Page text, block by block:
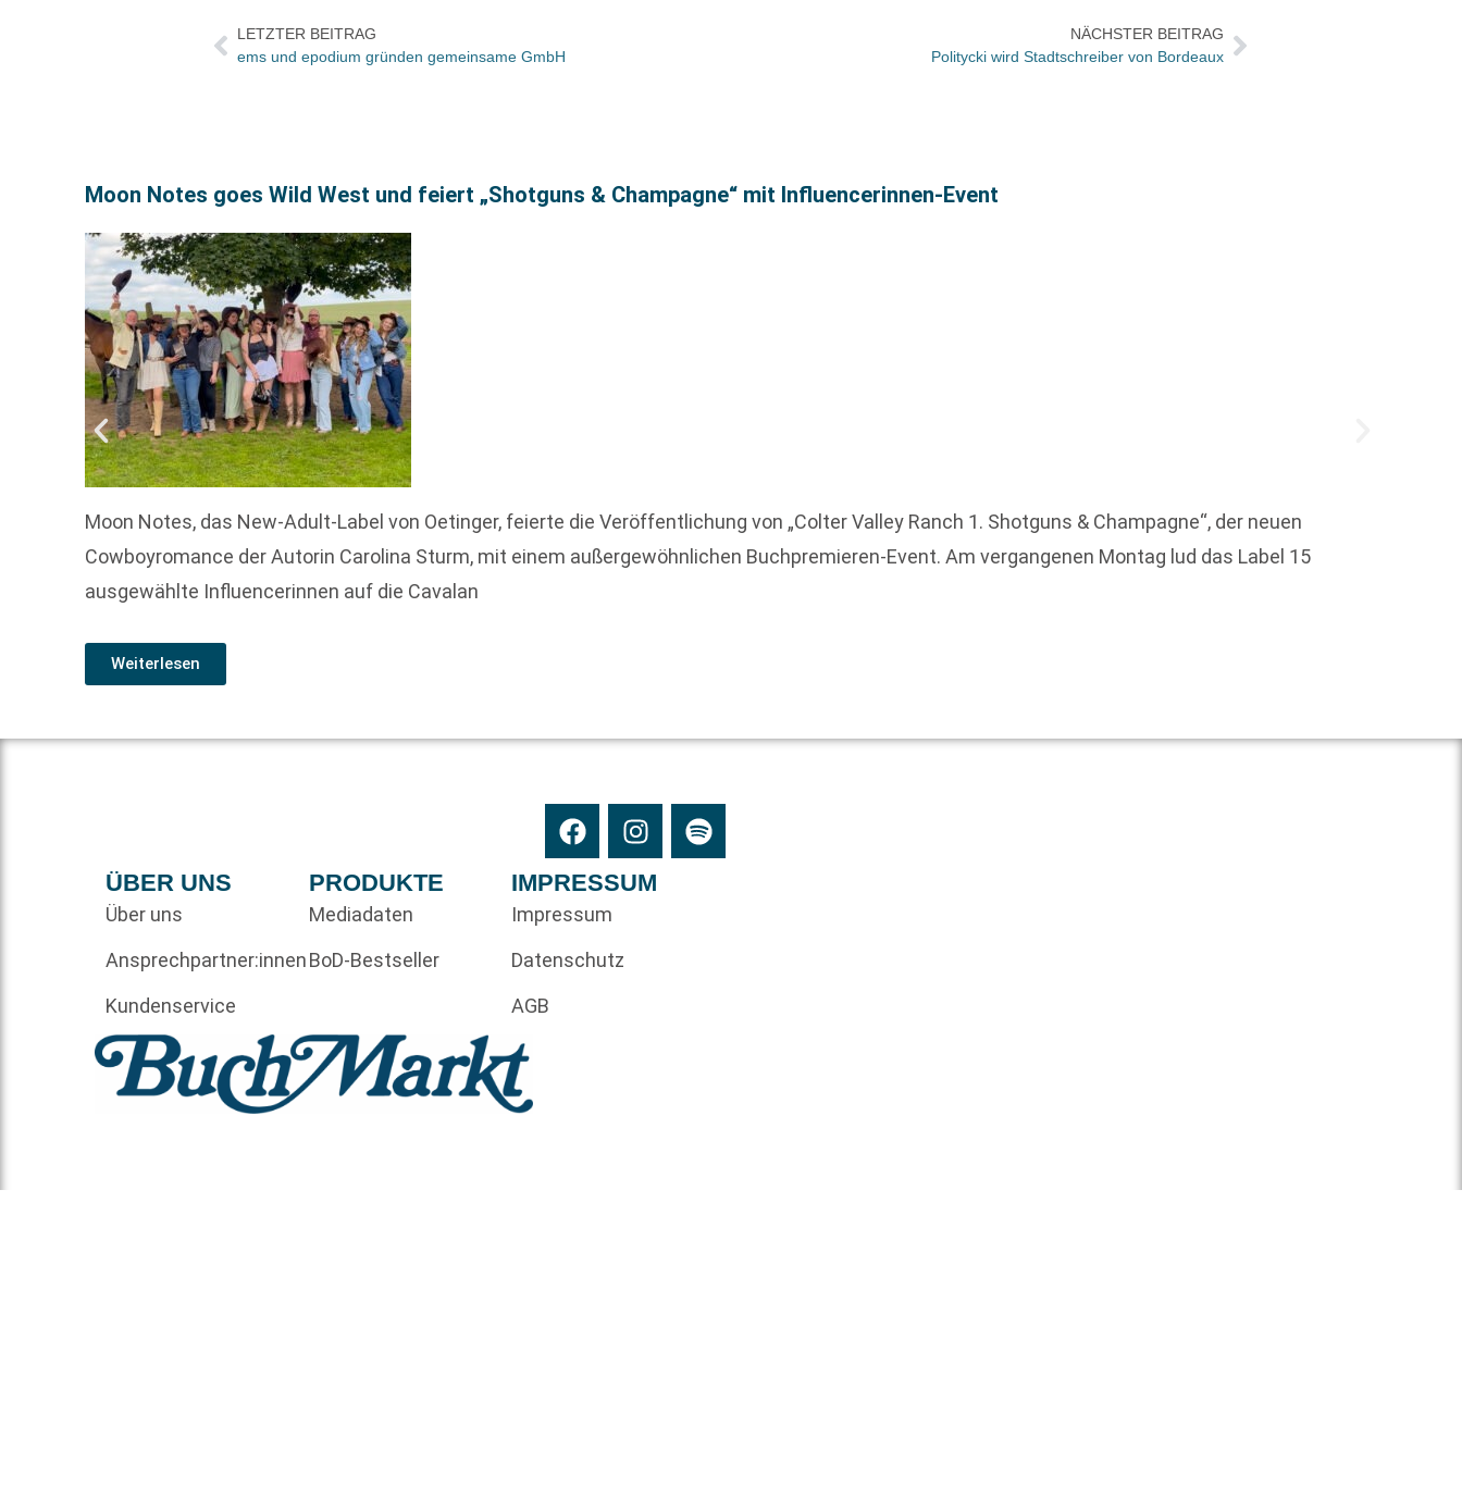
LETZTER BEITRAG
ems und epodium gründen gemeinsame GmbH
NÄCHSTER BEITRAG
Politycki wird Stadtschreiber von Bordeaux
Moon Notes goes Wild West und feiert „Shotguns & Champagne“ mit Influencerinnen-Event
Moon Notes, das New-Adult-Label von Oetinger, feierte die Veröffentlichung von „Colter Valley Ranch 1. Shotguns & Champagne“, der neuen
Cowboyromance der Autorin Carolina Sturm, mit einem außergewöhnlichen Buchpremieren-Event. Am vergangenen Montag lud das Label 15
ausgewählte Influencerinnen auf die Cavalan
Weiterlesen
ÜBER UNS
Über uns
Ansprechpartner:innen
Kundenservice
PRODUKTE
Mediadaten
BoD-Bestseller
IMPRESSUM
Impressum
Datenschutz
AGB